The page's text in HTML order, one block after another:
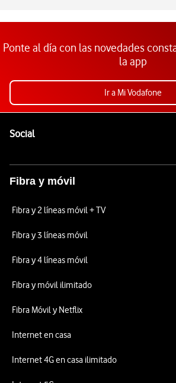
Ponte al día con las novedades
la app
Ir a Mi Vodafone
SocialEnlaces a las redes sociales de
Fibra y móvil
Fibra y 2 líneas móvil + TV
Fibra y 3 líneas móvil
Fibra y 4 líneas móvil
Fibra y móvil ilimitado
Fibra Móvil y Netflix
Internet en casa
Internet 4G en casa ilimitado